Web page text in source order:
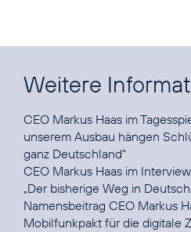
Weitere
CEO Markus Haas im
unserem Ausbau hängen
ganz Deutschland“
CEO Markus Haas im
„Der bisherige Weg in
Namensbeitrag CEO Markus
Mobilfunkpakt für die digitale